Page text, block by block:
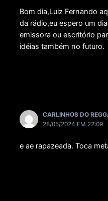
Bom dia,Luiz Fernando
da rádio,eu espero um
emissora ou escritório
idéias também no futuro.
CARLINHOS DO
28/05/2024 EM 22:09
e ae rapazeada. Toca